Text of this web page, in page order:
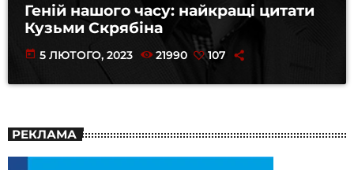
Геній нашого часу: найкращі цитати
Кузьми Скрябіна
today 5 ЛЮТОГО, 2023 21990 107
РЕКЛАМА